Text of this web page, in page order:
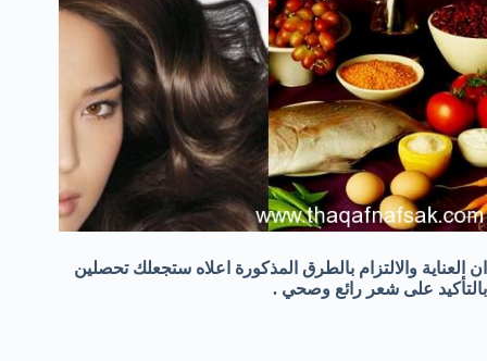
ان العناية والالتزام بالطرق المذكورة اعلاه ستجعلك تحصلين
بالتأكيد على شعر رائع وصحي .